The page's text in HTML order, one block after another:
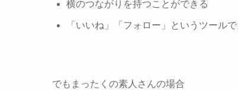
横のつながりを持つことができる
「いいね」「フォロー」というツール
でもまったくの素人さんの場合